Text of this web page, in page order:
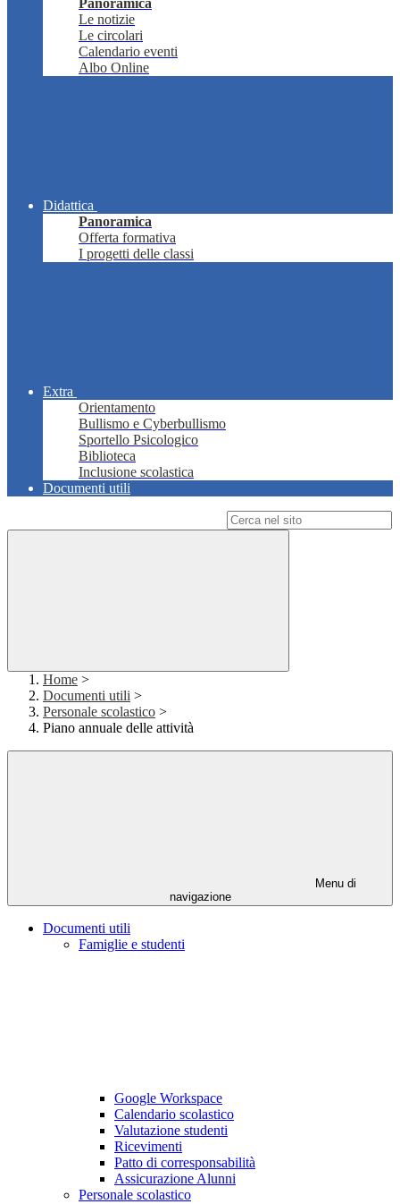
Panoramica
Le notizie
Le circolari
Calendario eventi
Albo Online
Didattica
Panoramica
Offerta formativa
I progetti delle classi
Extra
Orientamento
Bullismo e Cyberbullismo
Sportello Psicologico
Biblioteca
Inclusione scolastica
Documenti utili
Home >
Documenti utili >
Personale scolastico >
Piano annuale delle attività
Menu di
navigazione
Documenti utili
Famiglie e studenti
Google Workspace
Calendario scolastico
Valutazione studenti
Ricevimenti
Patto di corresponsabilità
Assicurazione Alunni
Personale scolastico